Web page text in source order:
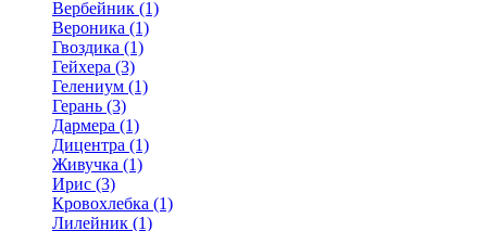
Вербейник (1)
Вероника (1)
Гвоздика (1)
Гейхера (3)
Гелениум (1)
Герань (3)
Дармера (1)
Дицентра (1)
Живучка (1)
Ирис (3)
Кровохлебка (1)
Лилейник (1)